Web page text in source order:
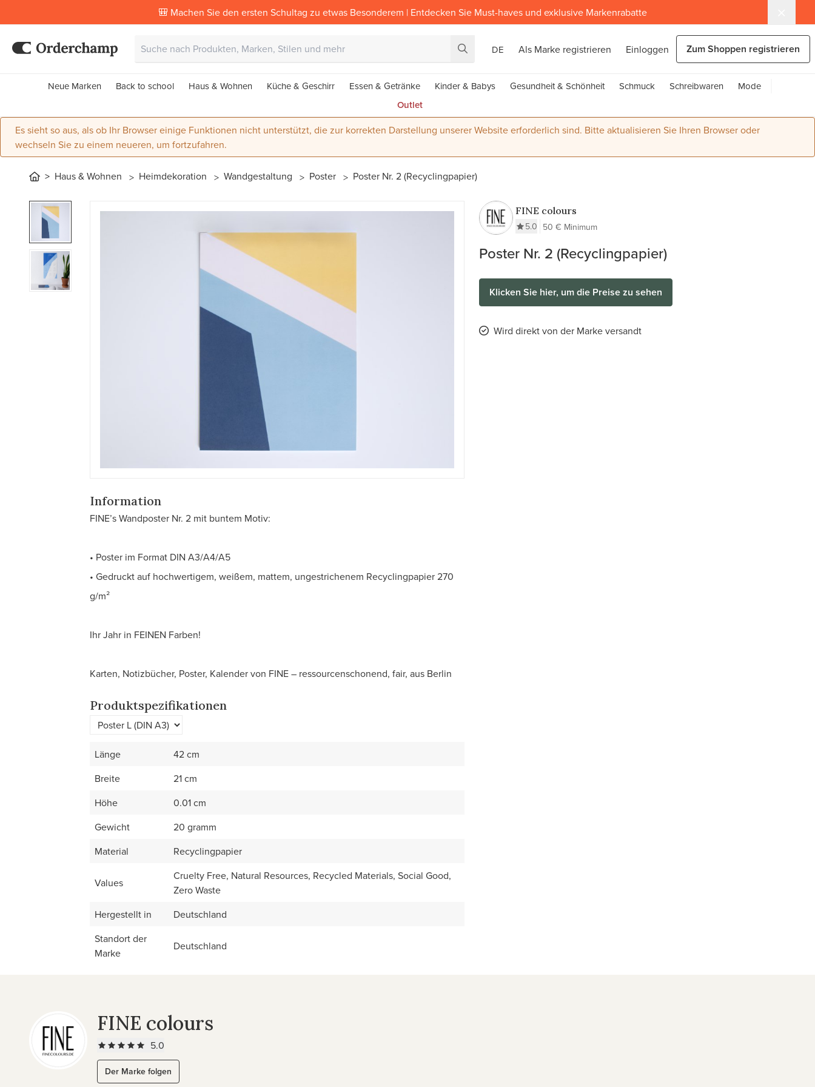
🎒 Machen Sie den ersten Schultag zu etwas Besonderem | Entdecken Sie Must-haves und exklusive Markenrabatte
DE Als Marke registrieren Einloggen Zum Shoppen registrieren
Neue Marken Back to school Haus & Wohnen Küche & Geschirr Essen & Getränke Kinder & Babys Gesundheit & Schönheit Schmuck Schreibwaren
Mode
Outlet
Es sieht so aus, als ob Ihr Browser einige Funktionen nicht unterstützt, die zur korrekten Darstellung unserer Website erforderlich sind. Bitte aktualisieren Sie Ihren Browser oder
wechseln Sie zu einem neueren, um fortzufahren.
Haus & Wohnen Heimdekoration Wandgestaltung Poster Poster Nr. 2 (Recyclingpapier)
FINE colours
5.0 50 € Minimum
Poster Nr. 2 (Recyclingpapier)
Klicken Sie hier, um die Preise zu sehen
Wird direkt von der Marke versandt
Information
FINE’s Wandposter Nr. 2 mit buntem Motiv:
• Poster im Format DIN A3/A4/A5
• Gedruckt auf hochwertigem, weißem, mattem, ungestrichenem Recyclingpapier 270
g/m²
Ihr Jahr in FEINEN Farben!
Karten, Notizbücher, Poster, Kalender von FINE – ressourcenschonend, fair, aus Berlin
Produktspezifikationen
Länge
42 cm
Breite
21 cm
Höhe
0.01 cm
Gewicht
20 gramm
Material
Recyclingpapier
Values
Cruelty Free, Natural Resources, Recycled Materials, Social Good,
Zero Waste
Hergestellt in
Deutschland
Standort der
Marke
Deutschland
FINE colours
5.0
Der Marke folgen